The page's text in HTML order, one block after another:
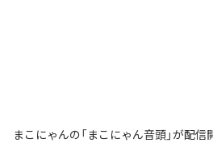
まこにゃんの「まこにゃん音頭」が配